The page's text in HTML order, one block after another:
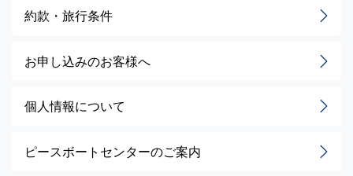
約款・旅行条件
お申し込みのお客様へ
個人情報について
ピースボートセンターのご案内